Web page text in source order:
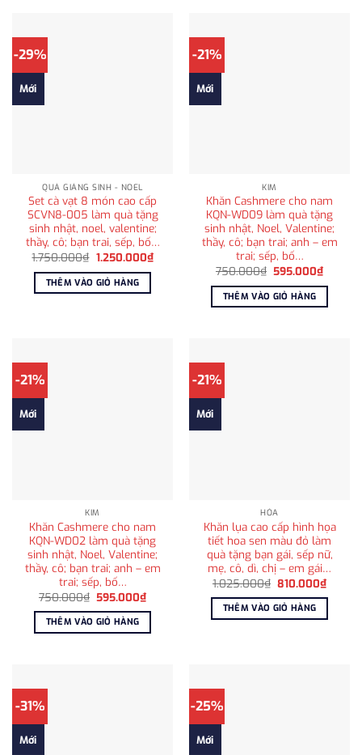
-29%
Mới
QUÀ GIÁNG SINH - NOEL
Set cà vạt 8 món cao cấp
SCVN8-005 làm quà tặng
sinh nhật, noel, valentine;
thầy, cô; bạn trai, sếp, bố…
1.750.000₫ Giá
là:
1.750.000₫.
1.250.000₫Giá
hiện
THÊM VÀO GIỎ HÀNG
-21%
Mới
KIM
Khăn Cashmere cho nam
KQN-WD09 làm quà tặng
sinh nhật, Noel, Valentine;
thầy, cô; bạn trai; anh – em
trai; sếp, bố…
750.000₫ Giá
là:
750.000₫.
595.000₫Giá
hiện
tại
THÊM VÀO GIỎ HÀNG
-21%
Mới
KIM
Khăn Cashmere cho nam
KQN-WD02 làm quà tặng
sinh nhật, Noel, Valentine;
thầy, cô; bạn trai; anh – em
trai; sếp, bố…
750.000₫ Giá
là:
750.000₫.
595.000₫Giá
hiện
tại
595.000₫.
THÊM VÀO GIỎ HÀNG
-21%
Mới
HỎA
Khăn lụa cao cấp hình họa
tiết hoa sen màu đỏ làm
quà tặng bạn gái, sếp nữ,
mẹ, cô, dì, chị – em gái…
1.025.000₫ Giá
là:
1.025.000₫.
810.000₫Giá
hiện
tại
THÊM VÀO GIỎ HÀNG
-31%
Mới
-25%
Mới